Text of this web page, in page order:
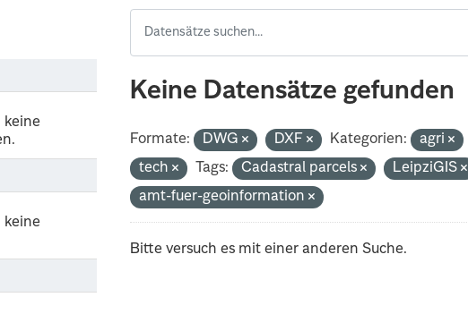
keine
keine
Keine Datensätze gefunden
Formate: DWG DXF Kategorien: agri
tech
Tags: Cadastral parcels LeipziGIS
amt-fuer-geoinformation
Bitte versuch es mit einer anderen Suche.